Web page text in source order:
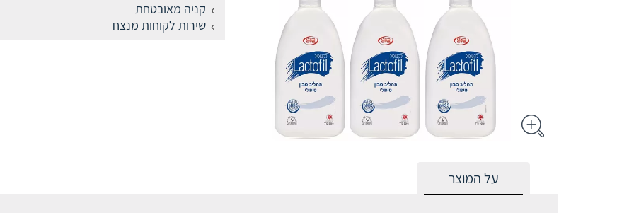
קניה מאובטחת
שירות לקוחות מנצח
על המוצר